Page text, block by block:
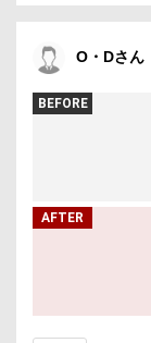
O・Dさん
BEFORE
AFTER